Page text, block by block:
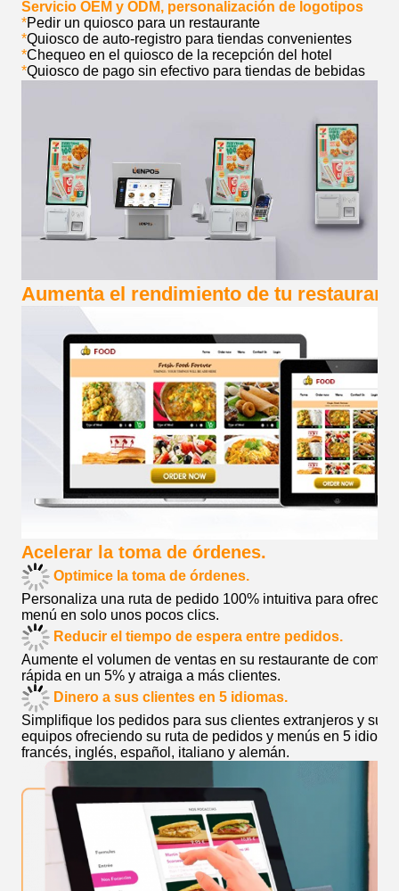
Servicio OEM y ODM, personalización de logotipos
*Pedir un quiosco para un restaurante
*Quiosco de auto-registro para tiendas convenientes
*Chequeo en el quiosco de la recepción del hotel
*Quiosco de pago sin efectivo para tiendas de bebidas
Aumenta el rendimiento de tu
Acelerar la toma de órdenes.
Optimice la toma de órdenes.
Personaliza una ruta de pedido 100% intuitiva para ofrecer
menú en solo unos pocos clics.
Reducir el tiempo de espera entre pedidos.
Aumente el volumen de ventas en su restaurante de comida
rápida en un 5% y atraiga a más clientes.
Dinero a sus clientes en 5 idiomas.
Simplifique los pedidos para sus clientes extranjeros y sus
equipos ofreciendo su ruta de pedidos y menús en 5
francés, inglés, español, italiano y alemán.